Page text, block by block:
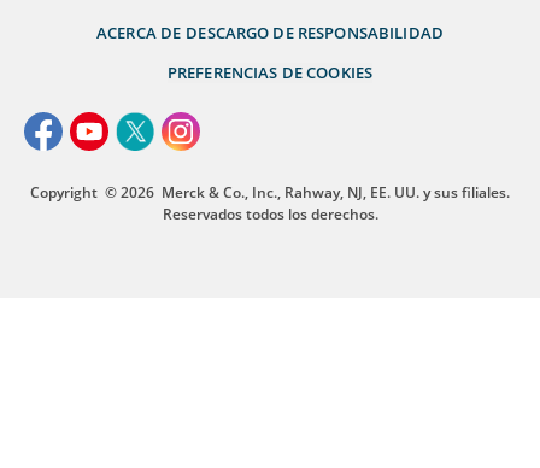
ACERCA DE DESCARGO DE RESPONSABILIDAD
PREFERENCIAS DE COOKIES
Copyright © 2026 Merck & Co., Inc., Rahway, NJ, EE. UU. y sus filiales.
Reservados todos los derechos.